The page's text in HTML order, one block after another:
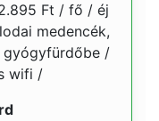
Ft / fő / éj
medencék,
gyógyfürdőbe /
wifi /